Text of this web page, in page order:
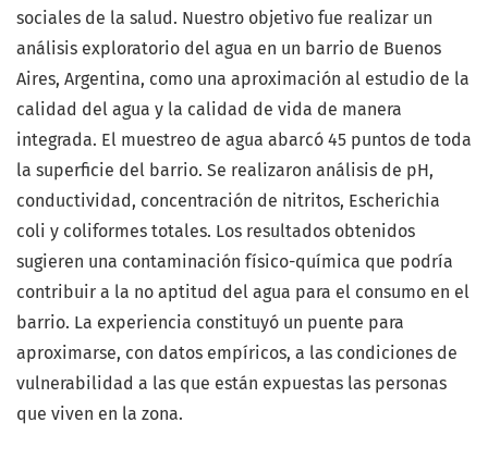
sociales de la salud. Nuestro objetivo fue realizar un
análisis exploratorio del agua en un barrio de Buenos
Aires, Argentina, como una aproximación al estudio de la
calidad del agua y la calidad de vida de manera
integrada. El muestreo de agua abarcó 45 puntos de toda
la superficie del barrio. Se realizaron análisis de pH,
conductividad, concentración de nitritos, Escherichia
coli y coliformes totales. Los resultados obtenidos
sugieren una contaminación físico-química que podría
contribuir a la no aptitud del agua para el consumo en el
barrio. La experiencia constituyó un puente para
aproximarse, con datos empíricos, a las condiciones de
vulnerabilidad a las que están expuestas las personas
que viven en la zona.